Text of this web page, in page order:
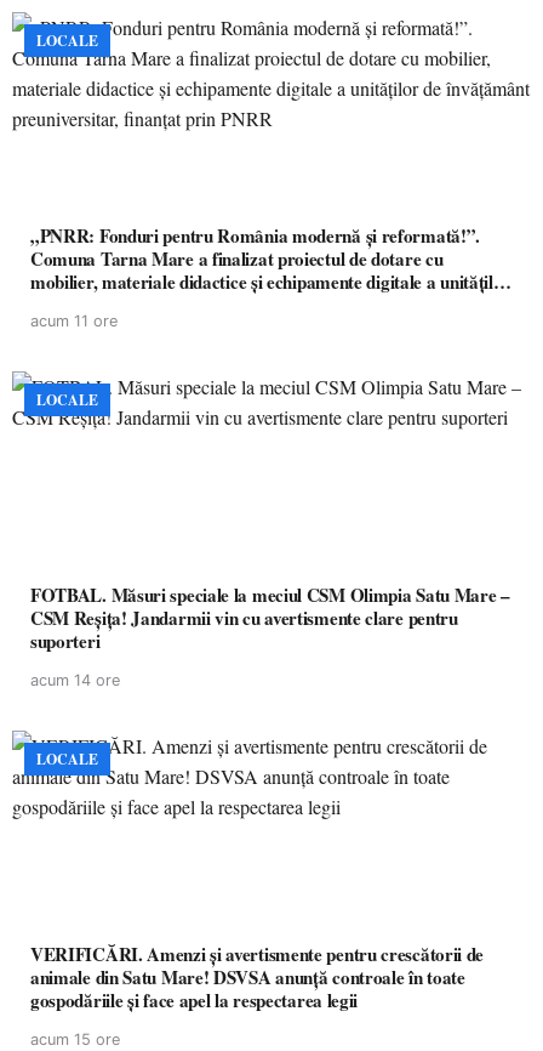
LOCALE
„PNRR: Fonduri pentru România modernă și reformată!”.
Comuna Tarna Mare a finalizat proiectul de dotare cu
mobilier, materiale didactice și echipamente digitale a unităților
acum 11 ore
LOCALE
FOTBAL. Măsuri speciale la meciul CSM Olimpia Satu Mare –
CSM Reșița! Jandarmii vin cu avertismente clare pentru
suporteri
acum 14 ore
LOCALE
VERIFICĂRI. Amenzi și avertismente pentru crescătorii de
animale din Satu Mare! DSVSA anunță controale în toate
gospodăriile și face apel la respectarea legii
acum 15 ore